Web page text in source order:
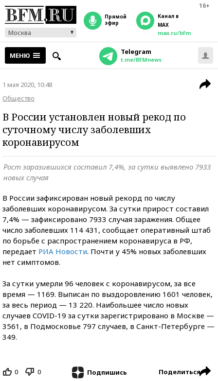
16+
Москва
прямой
эфир
Канал в
MAX
max.ru/bfm
МЕНЮ Telegram
t.me/BFMnews
1 мая 2020, 10:48
Общество
В России установлен новый рекод по
суточному числу заболевших
коронавирусом
Рост заразившихся составил 7,4%, за сутки выявлено 7933
новых случая
В России зафиксирован новый рекорд по числу
заболевших коронавирусом. За сутки прирост составил
7,4% — зафиксировано 7933 случая заражения. Общее
число заболевших 114 431, сообщает оперативный штаб
по борьбе с распространением коронавируса в РФ,
передает РИА Новости. Почти у 45% новых заболевших
нет симптомов.
За сутки умерли 96 человек с коронавирусом, за все
время — 1169. Выписан по выздоровлению 1601 человек,
за весь период — 13 220. Наибольшее число новых
случаев COVID-19 за сутки зарегистрировано в Москве —
3561, в Подмосковье 797 случаев, в Санкт-Петербурге —
349.
0 0 Подпишись Поделиться